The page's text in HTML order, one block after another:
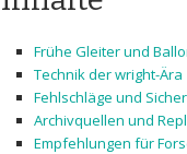
Frühe Gleiter und
Technik der wright-Ära
Fehlschläge​ und
Archivquellen und
Empfehlungen für